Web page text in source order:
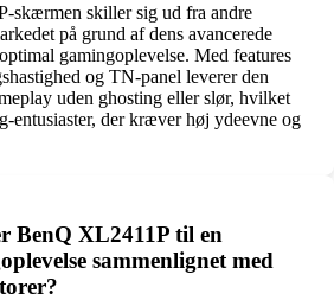
skærmen skiller sig ud fra andre
på grund af dens avancerede
gamingoplevelse. Med features
og TN-panel leverer den
uden ghosting eller slør, hvilket
entusiaster, der kræver høj ydeevne og
BenQ XL2411P til en
sammenlignet med